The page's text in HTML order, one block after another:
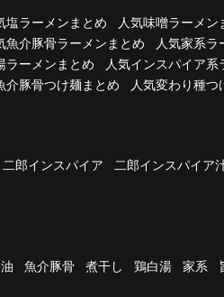
塩ラーメンまとめ
人気味噌ラーメン
魚介豚骨ラーメンまとめ
人気家系ラ
ラーメンまとめ
人気インスパイア系
介豚骨つけ麺まとめ 人気変わり種つ
二郎インスパイア 二郎インスパイア
魚介豚骨 煮干し 鶏白湯 家系